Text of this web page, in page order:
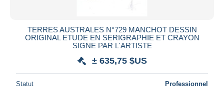
TERRES AUSTRALES N°729 MANCHOT DESSIN
ORIGINAL ETUDE EN SERIGRAPHIE ET CRAYON
SIGNE PAR L'ARTISTE
± 635,75 $US
Statut Professionnel